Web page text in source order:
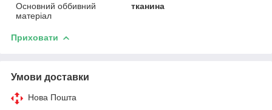
Основний оббивний
матеріал
тканина
Приховати
Умови доставки
Нова Пошта